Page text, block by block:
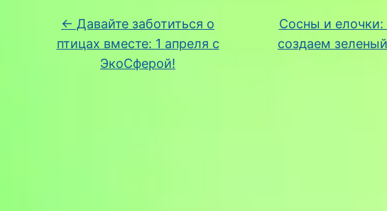
← Давайте заботиться о
птицах вместе: 1 апреля с
ЭкоСферой!
Сосны и елочки:
создаем